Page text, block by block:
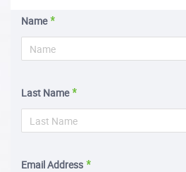
Name
Last Name
Email Address